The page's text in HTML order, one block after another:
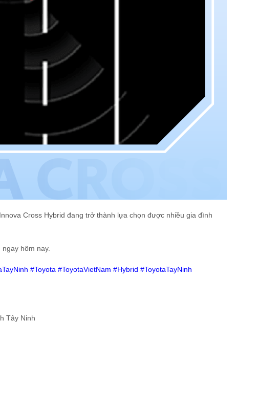
Cross Hybrid đang trở thành lựa chọn được nhiều gia đình
hôm nay.
#Toyota #ToyotaVietNam #Hybrid #ToyotaTayNinh
Tây Ninh